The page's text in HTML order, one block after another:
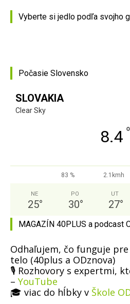
Vyberte si jedlo podľa svojho
Počasie Slovensko
SLOVAKIA
Clear Sky
8.4 °
83 % 2.1kmh
NE
25°
PO
30°
UT
27°
MAGAZÍN 40PLUS a podcast
Odhaľujem, čo funguje
telo (40plus a ODznova)
🎙️ Rozhovory s expertmi,
– YouTube
🎓 viac do hĺbky v Škole